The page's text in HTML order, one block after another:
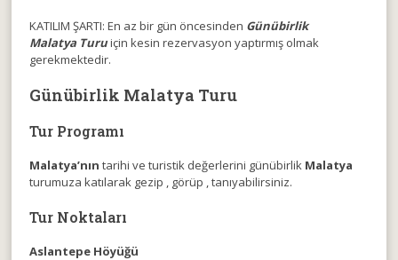
KATILIM ŞARTI: En az bir gün öncesinden Günübirlik
Malatya Turuiçin kesin rezervasyon yaptırmış olmak
gerekmektedir.
Günübirlik Malatya Turu
Tur Programı
Malatya’nın tarihi ve turistik değerlerini günübirlik Malatya
turumuza katılarak gezip , görüp , tanıyabilirsiniz.
Tur Noktaları
Aslantepe Höyüğü